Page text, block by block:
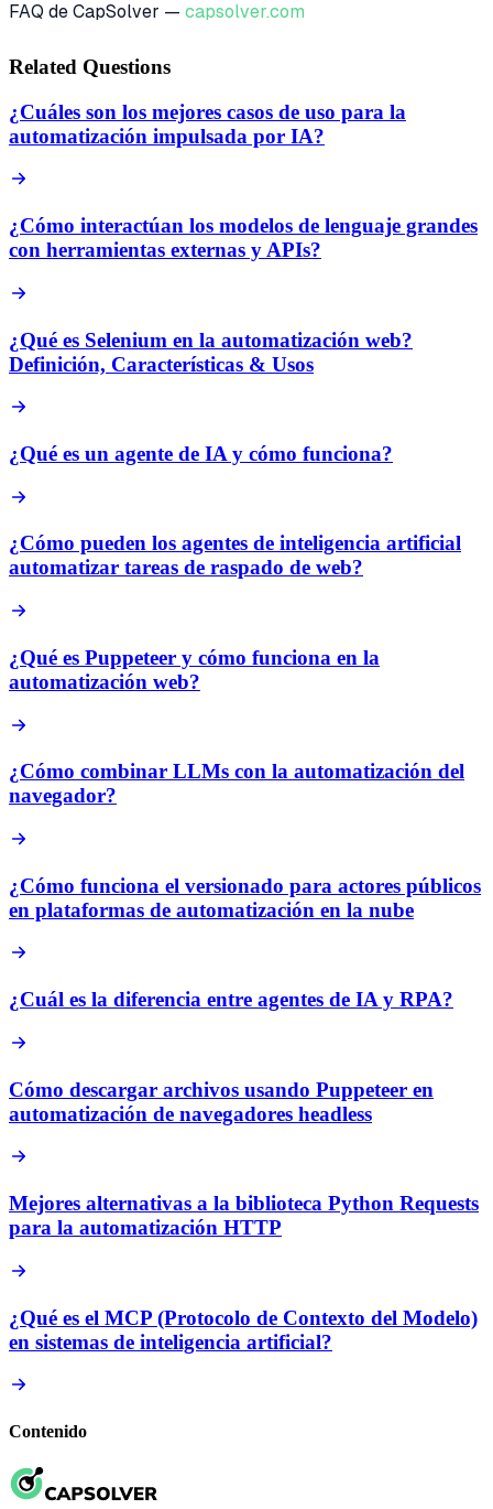
FAQ de CapSolver — capsolver.com
Related Questions
¿Cuáles son los mejores casos de uso para la
automatización impulsada por IA?
¿Cómo interactúan los modelos de lenguaje grandes
con herramientas externas y APIs?
¿Qué es Selenium en la automatización web?
Definición, Características & Usos
¿Qué es un agente de IA y cómo funciona?
¿Cómo pueden los agentes de inteligencia artificial
automatizar tareas de raspado de web?
¿Qué es Puppeteer y cómo funciona en la
automatización web?
¿Cómo combinar LLMs con la automatización del
navegador?
¿Cómo funciona el versionado para actores públicos
en plataformas de automatización en la nube
¿Cuál es la diferencia entre agentes de IA y RPA?
Cómo descargar archivos usando Puppeteer en
automatización de navegadores headless
Mejores alternativas a la biblioteca Python Requests
para la automatización HTTP
¿Qué es el MCP (Protocolo de Contexto del Modelo)
en sistemas de inteligencia artificial?
Contenido